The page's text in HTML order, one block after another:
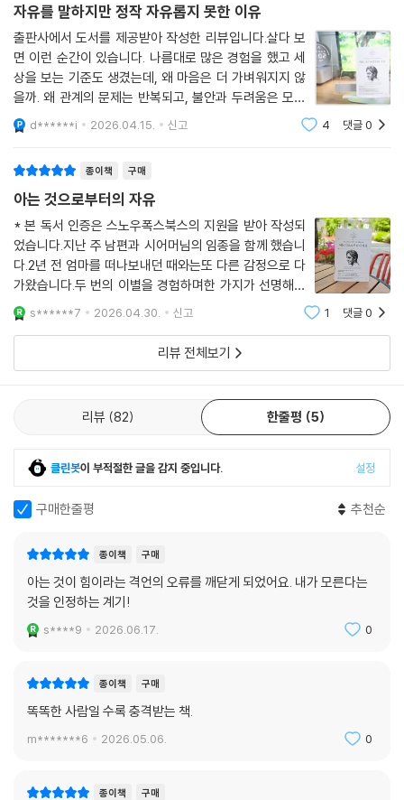
“독자가 읽기 편하게 만드는 익숙한 문체를 내려놓고 저자의 문장들을 어
느 곳에서는 ‘지뢰’처럼 그냥 툭 내버려 두었다. 쉽게 고쳐 쓰려는 의식이
올라올 때마다 이 책이 가진 오랜 역사적 무게 앞에서 뒷걸음질치기도 했
다. 대신 번역투를 걷어내고 단어 하나를 고를 때마다 물었다. 이것이 크리
슈나무르티가 실제로 전달하고자 한 것인가.”
그 문장이 존재로 더 깨어 있도록 역할을 했기 때문이라고. 수행자와 편집
자 사이를 오가며 작업했다고. 권위에 기대지 말라는 이 말은 기획자에게
도 해당된다. 진짜 만남은 오직 있는 그대로의 나와 텍스트 사이에서만 일
어난다.
지금 이 순간, 왜 이 책인가
크리슈나무르티 재단 이사 데이비드 스킷은 말한다. 우리가 사는 세계는
분명 새로운 종류의 행성적 정신을 요청하고 있다고. 경제, 금융, 정치, 전
염병, 기후 변화 등 어느 한 영역에서 일어난 사건이 전 세계에 파급되는 시
대다. 유례없는 국제적 협력을 요구하는 이 문제들은 모두 서로 연결되어
있다. 내 심리 안에 있는 것이 이 행성 전체의 심리 안에도 있다. 같은 근본
책은 단지 개인의 내면에 관한 책이 아니다. 세계가 어떻게 지금 이 모습이
명상이다. 그다음은 독자 스스로 무슨 일이 일어나는지 알아낼 몫이다. 이
라봄 속에 이미 자유가 있다.
자유를 말하지만 정작 자유롭지 못한 이유
출판사에서 도서를 제공받아 작성한 리뷰입니다.살다 보
면 이런 순간이 있습니다. 나름대로 많은 경험을 했고 세
상을 보는 기준도 생겼는데, 왜 마음은 더 가벼워지지 않
을까. 왜 관계의 문제는 반복되고, 불안과 두려움은 모양
만 바꿔 다시 찾아올까.그런 의문이 들때 이 책을 읽어보
면 많은 도움이 될것 같아요.이 책은 보통의 자기계발서처
d******i 2026.04.15. 신고 4 댓글0
종이책 구매
아는 것으로부터의 자유
* 본 독서 인증은 스노우폭스북스의 지원을 받아 작성되
었습니다. 지난 주 남편과 시어머님의 임종을 함께 했습니
다.2년 전 엄마를 떠나보내던 때와는또 다른 감정으로 다
가왔습니다.두 번의 이별을 경험하며한 가지가 선명해졌
습니다.우리는 늘 과거에 묶인 채 살아간다는 것.받지 못
했던 사랑을 떠올리고좋은 부모가 될 수 있을지 스스로에
게 묻다 보니나는 어느새 지나간 시간에 마음
s******7 2026.04.30. 신고 1 댓글0
리뷰 전체보기
리뷰 82 한줄평 5
클린봇이 부적절한 글을 감지 중입니다. 설정
구매한줄평 추천순
종이책 구매
아는 것이 힘이라는 격언의 오류를 깨닫게 되었어요. 내가 모른다는
것을 인정하는 계기!
s****9 2026.06.17. 0
종이책 구매
똑똑한 사람일 수록 충격받는 책.
m*******6 2026.05.06. 0
종이책 구매